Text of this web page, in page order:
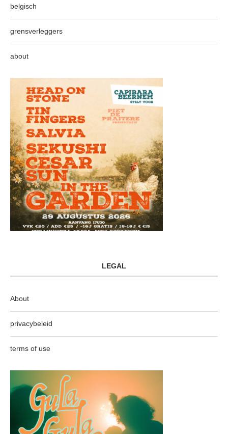
belgisch
grensverleggers
about
LEGAL
About
privacybeleid
terms of use